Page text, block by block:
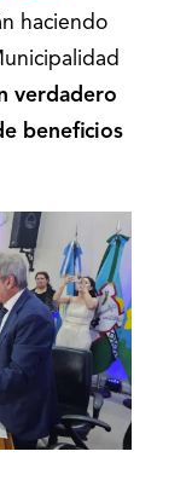
haciendo
verdadero
beneficios